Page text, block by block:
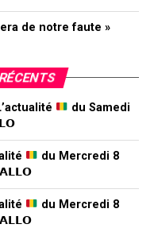
de notre faute »
du Samedi
du Mercredi 8
du Mercredi 8